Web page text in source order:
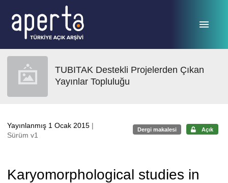
TUBITAK Destekli Projelerden Çıkan
Yayınlar Topluluğu
Yayınlanmış 1 Ocak 2015 |
Sürüm v1
Dergi makalesi Açık
Karyomorphological studies in